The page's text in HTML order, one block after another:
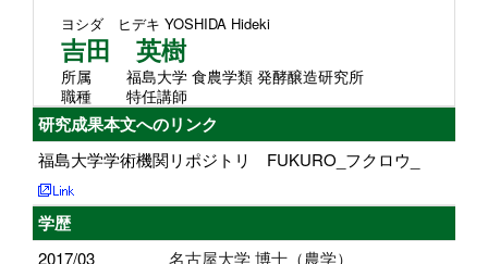
ヨシダ ヒデキ YOSHIDA Hideki
吉田 英樹
所属
福島大学 食農学類 発酵醸造研究所
職種
特任講師
研究成果本文へのリンク
福島大学学術機関リポジトリ FUKURO_フクロウ_
学歴
2017/03
名古屋大学 博士（農学）